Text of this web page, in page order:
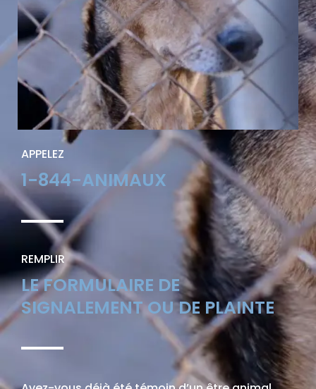
APPELEZ
1-844-ANIMAUX
REMPLIR
LE FORMULAIRE DE
SIGNALEMENT OU DE PLAINTE